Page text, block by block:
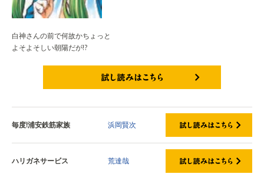
白神さんの前で何故かちょっと
よそよそしい朝陽だが!?
毎度!浦安鉄筋家族 浜岡賢次
ハリガネサービス 荒達哉